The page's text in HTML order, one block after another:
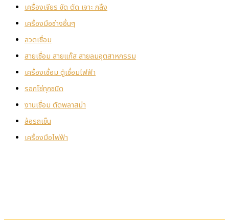
เครื่องเจียร ขัด ตัด เจาะ กลึง
เครื่องมือช่างอื่นๆ
ลวดเชื่อม
สายเชื่อม สายแก๊ส สายลมอุตสาหกรรม
เครื่องเชื่อม ตู้เชื่อมไฟฟ้า
รอกโซ่ทุกชนิด
งานเชื่อม ตัดพลาสม่า
ล้อรถเข็น
เครื่องมือไฟฟ้า